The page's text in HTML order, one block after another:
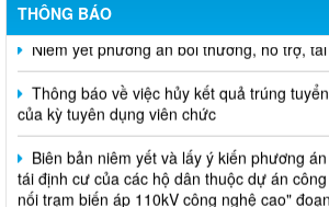
THÔNG BÁO
Niêm yết phương án bồi thường, hỗ trợ, tái
Thông báo về việc hủy kết quả trúng
của kỳ tuyên dụng viên chức
Biên bản niêm yết và lấy ý kiến phương án
tái định cư của các hộ dân thuộc dự án công
nối trạm biến áp 110kV công nghệ cao"
Trạch, thành phố Đồng Nai